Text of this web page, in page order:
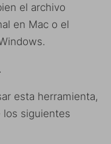
el archivo
en Mac o el
.
esta herramienta,
los siguientes